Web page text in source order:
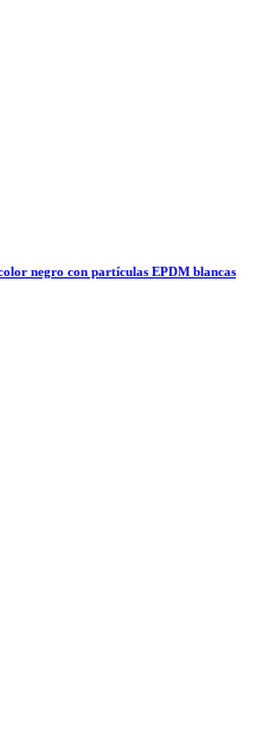
negro con partículas EPDM blancas